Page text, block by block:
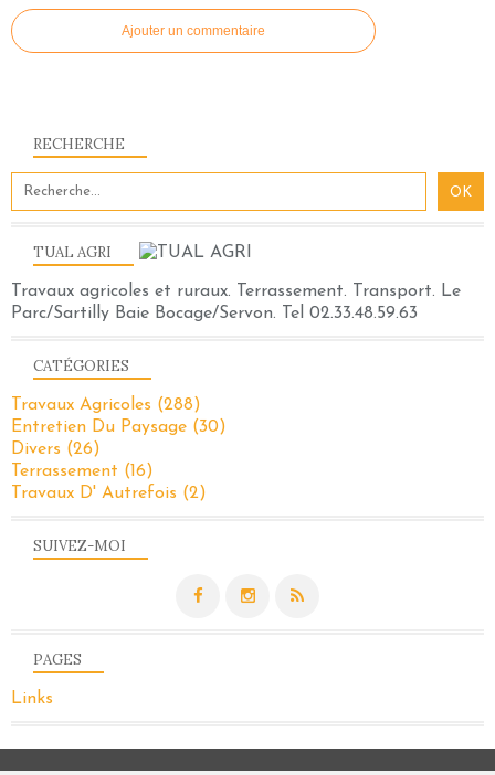
Ajouter un commentaire
SUIVEZ-MOI
RECHERCHE
TUAL AGRI
Travaux agricoles et ruraux. Terrassement. Transport. Le
Parc/Sartilly Baie Bocage/Servon. Tel 02.33.48.59.63
PAGES
Links
CATÉGORIES
Travaux Agricoles (288)
Entretien Du Paysage (30)
Divers (26)
Terrassement (16)
Travaux D' Autrefois (2)